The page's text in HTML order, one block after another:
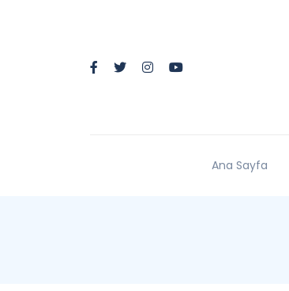
Ana Sayfa